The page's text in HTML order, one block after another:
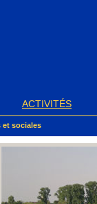
ACTIVITÉS
et sociales